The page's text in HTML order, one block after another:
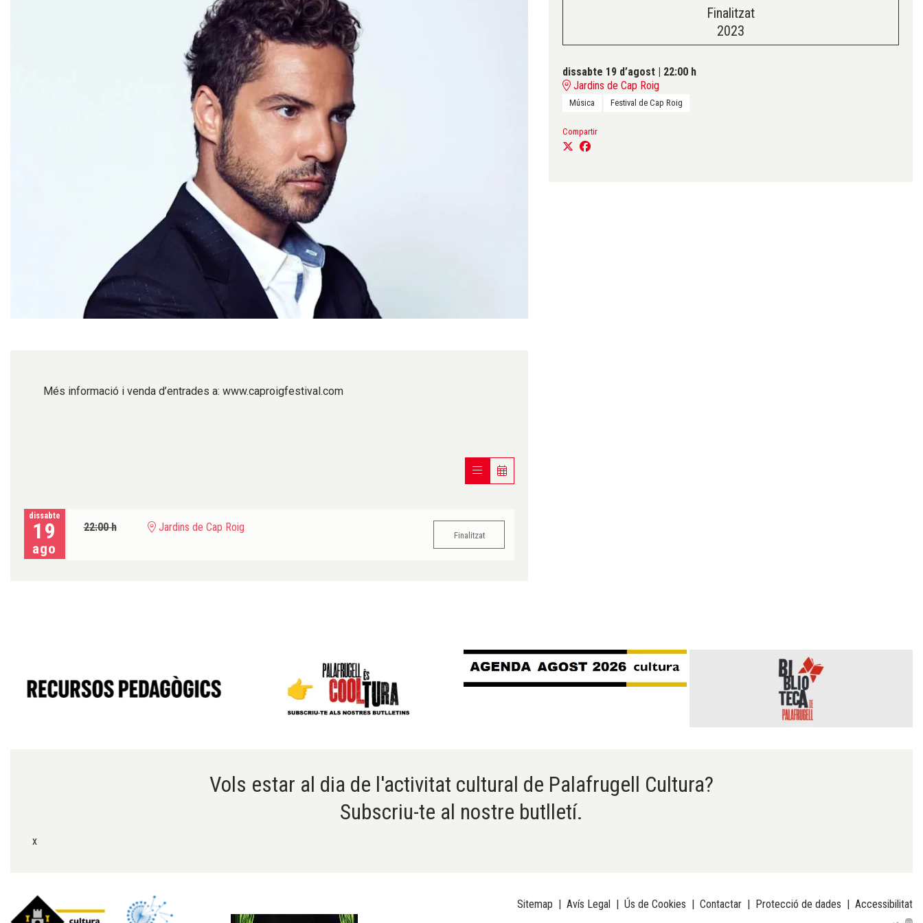
Finalitzat
2023
dissabte 19 d’agost | 22:00 h
Jardins de Cap Roig
Música Festival de Cap Roig
Compartir
Més informació i venda d’entrades a: www.caproigfestival.com
dissabte
19
ago
22:00 h Jardins de Cap Roig
Finalitzat
Vols estar al dia de l'activitat cultural de Palafrugell Cultura?
Subscriu-te al nostre butlletí.
x
Sitemap | Avís Legal | Ús de Cookies | Contactar | Protecció de dades | Accessibilitat